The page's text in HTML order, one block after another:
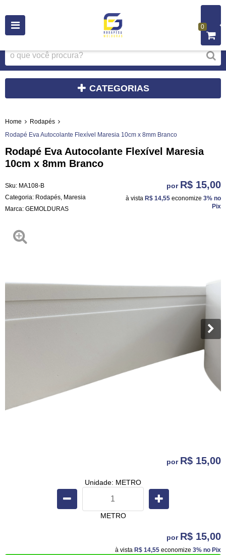
0
CATEGORIAS
Home
Rodapés
Rodapé Eva Autocolante Flexível Maresia 10cm x 8mm Branco
Rodapé Eva Autocolante Flexível Maresia
10cm x 8mm Branco
Sku: MA108-B
Categoria: Rodapés Maresia
Marca: GEMOLDURAS
por R$ 15,00
à vista R$ 14,55 economize 3% no
Pix
por R$ 15,00
Unidade: METRO
METRO
por R$ 15,00
à vista R$ 14,55 economize 3% no Pix